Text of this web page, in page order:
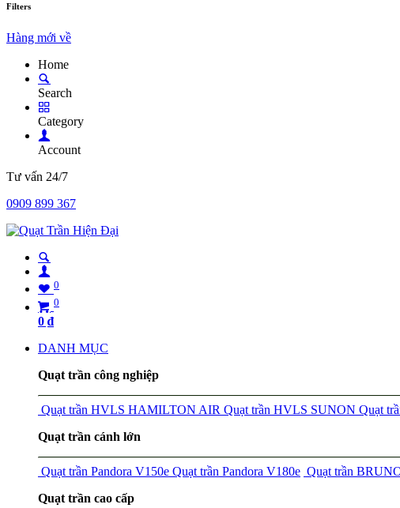
Filters
Hàng mới về
Home
Search
Category
Account
Tư vấn 24/7
0909 899 367
0
0
0 ₫
DANH MỤC
Quạt trần công nghiệp
Quạt trần HVLS HAMILTON AIR Quạt trần HVLS SUNON Quạt
Quạt trần cánh lớn
Quạt trần Pandora V150e Quạt trần Pandora V180e Quạt trần
Quạt trần cao cấp